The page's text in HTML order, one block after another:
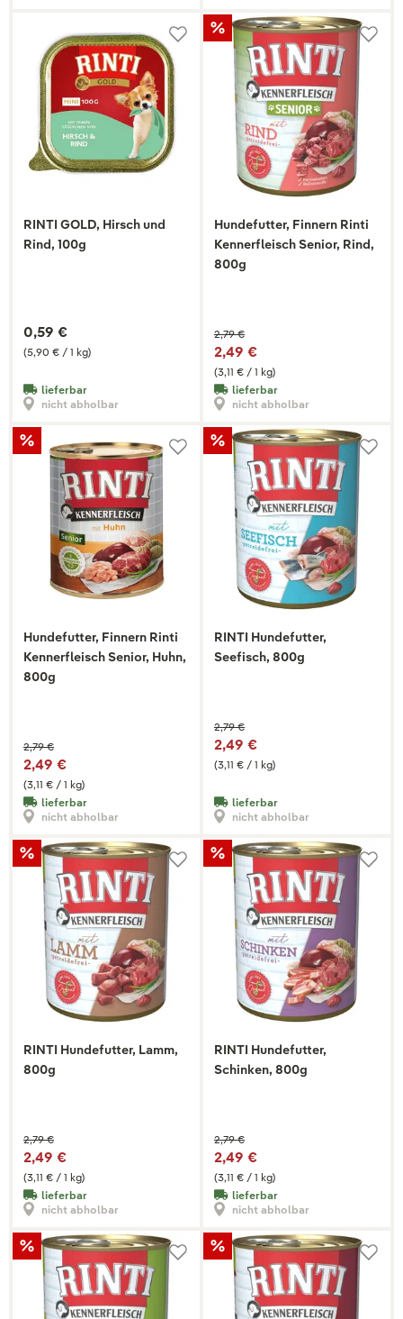
RINTI GOLD, Hirsch und
Rind, 100g
(5,90 € / 1 kg)
0,59 €
lieferbar
nicht abholbar
Hundefutter, Finnern Rinti
Kennerfleisch Senior, Rind,
800g
(3,11 € / 1 kg)
2,79 €
2,49 €
lieferbar
nicht abholbar
Hundefutter, Finnern Rinti
Kennerfleisch Senior, Huhn,
800g
(3,11 € / 1 kg)
2,79 €
2,49 €
lieferbar
nicht abholbar
RINTI Hundefutter,
Seefisch, 800g
(3,11 € / 1 kg)
2,79 €
2,49 €
lieferbar
nicht abholbar
RINTI Hundefutter, Lamm,
800g
(3,11 € / 1 kg)
2,79 €
2,49 €
lieferbar
nicht abholbar
RINTI Hundefutter,
Schinken, 800g
(3,11 € / 1 kg)
2,79 €
2,49 €
lieferbar
nicht abholbar